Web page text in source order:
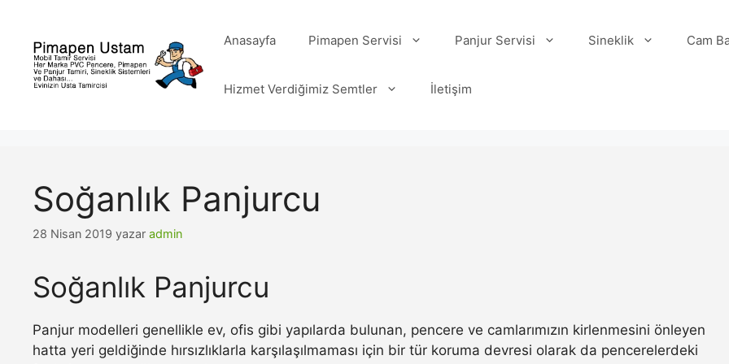
Anasayfa Pimapen Servisi Panjur Servisi Sineklik Cam
Hizmet Verdiğimiz Semtler İletişim
Soğanlık Panjurcu
28 Nisan 2019 yazar admin
Soğanlık Panjurcu
Panjur modelleri genellikle ev, ofis gibi yapılarda bulunan, pencere ve camlarımızın kirlenmesini önleyen
hatta yeri geldiğinde hırsızlıklarla karşılaşılmaması için bir tür koruma devresi olarak da pencerelerdeki